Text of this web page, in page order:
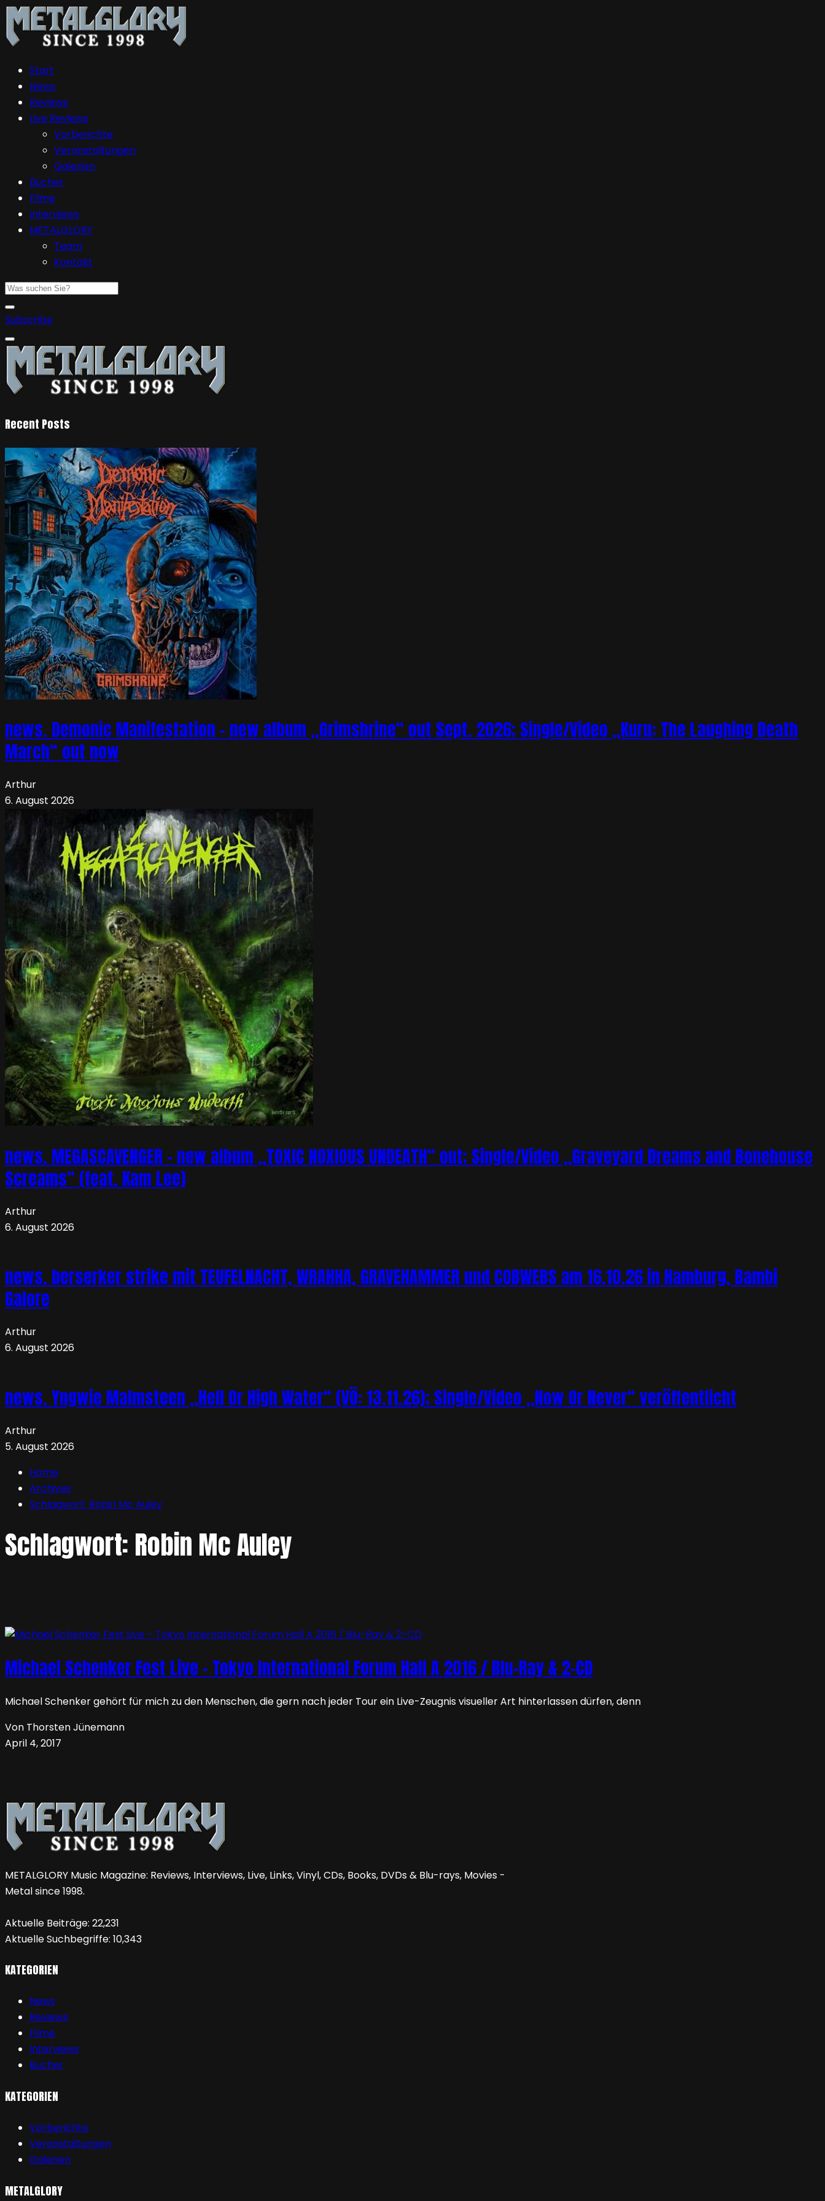
Start
News
Reviews
Live Reviews
Vorberichte
Veranstaltungen
Galerien
Bücher
Filme
Interviews
METALGLORY
Team
Kontakt
Subscribe
Recent Posts
news. Demonic Manifestation – new album „Grimshrine“ out Sept. 2026; Single/Video „Kuru: The Laughing Death
March“ out now
Arthur
6. August 2026
news. MEGASCAVENGER – new album „TOXIC NOXIOUS UNDEATH“ out; Single/Video „Graveyard Dreams and Bonehouse
Screams“ (feat. Kam Lee)
Arthur
6. August 2026
news. berserker strike mit TEUFELNACHT, WRAHHA, GRAVEHAMMER und COBWEBS am 16.10.26 in Hamburg, Bambi
Galore
Arthur
6. August 2026
news. Yngwie Malmsteen „Hell Or High Water“ (VÖ: 13.11.26); Single/Video „Now Or Never“ veröffentlicht
Arthur
5. August 2026
Home
Archives
Schlagwort: Robin Mc Auley
Schlagwort: Robin Mc Auley
Michael Schenker Fest Live – Tokyo International Forum Hall A 2016 / Blu-Ray & 2-CD
Michael Schenker gehört für mich zu den Menschen, die gern nach jeder Tour ein Live-Zeugnis visueller Art hinterlassen dürfen, denn
Von Thorsten Jünemann
April 4, 2017
METALGLORY Music Magazine: Reviews, Interviews, Live, Links, Vinyl, CDs, Books, DVDs & Blu-rays, Movies -
Metal since 1998.
Aktuelle Beiträge: 22,231
Aktuelle Suchbegriffe: 10,343
KATEGORIEN
News
Reviews
Filme
Interviews
Bücher
KATEGORIEN
Vorberichte
Veranstaltungen
Galerien
METALGLORY